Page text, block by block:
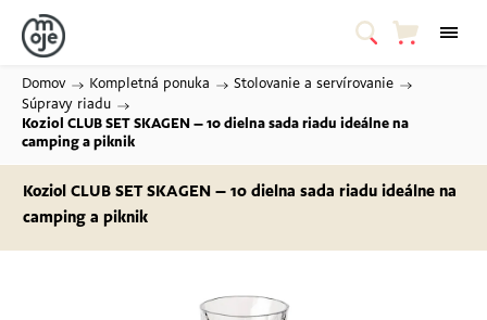
Domov / Kompletná ponuka / Stolovanie a servírovanie /
Súpravy riadu /
Koziol CLUB SET SKAGEN – 10 dielna sada riadu ideálne na
camping a piknik
Koziol CLUB SET SKAGEN – 10 dielna sada riadu ideálne na
camping a piknik